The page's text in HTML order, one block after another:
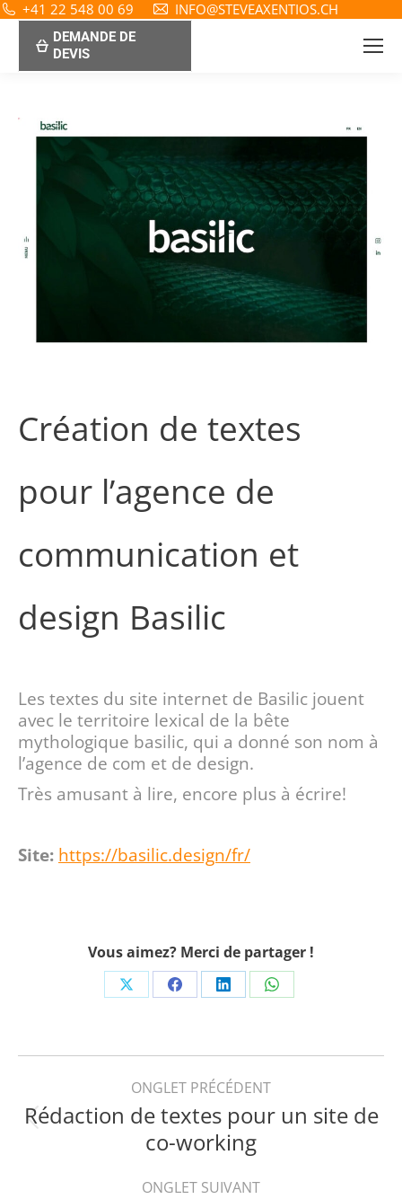
+41 22 548 00 69 INFO@STEVEAXENTIOS.CH
DEMANDE DE
DEVIS
Création de textes
pour l’agence de
communication et
design Basilic
Les textes du site internet de Basilic jouent
avec le territoire lexical de la bête
mythologique basilic, qui a donné son nom à
l’agence de com et de design.
Très amusant à lire, encore plus à écrire!
Site: https://basilic.design/fr/
Vous aimez? Merci de partager !
Share
X
Share
Facebook
Share
LinkedIn
Share
WhatsApp
Navigation
de
commentaire
ONGLET PRÉCÉDENT
Onglet
précédent
Rédaction de textes pour un site de
co-working
ONGLET SUIVANT